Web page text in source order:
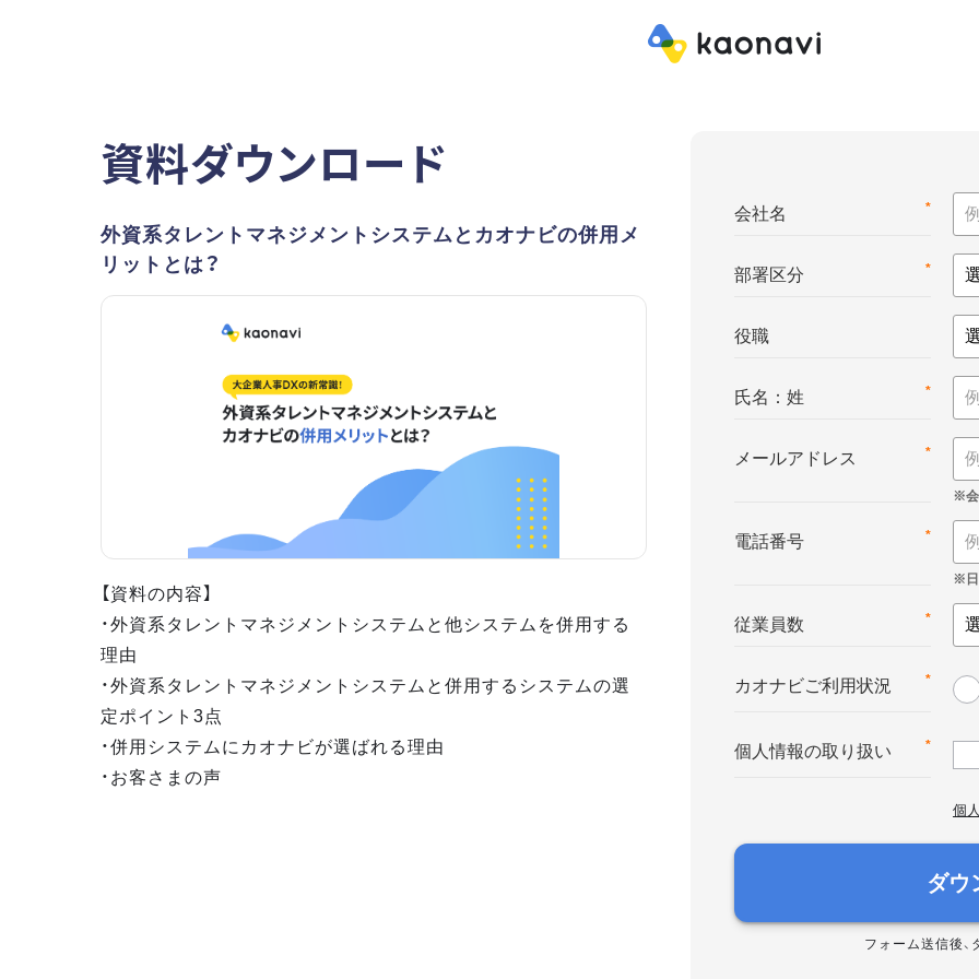
資料ダウンロード
外資系タレントマネジメントシステムとカオナビの併用メ
リットとは？
【資料の内容】
・外資系タレントマネジメントシステムと他システムを併用する
理由
・外資系タレントマネジメントシステムと併用するシステムの選
定ポイント3点
・併用システムにカオナビが選ばれる理由
・お客さまの声
*
会社名
*
部署区分
役職
*
氏名：姓
*
メールアドレス
*
電話番号
*
従業員数
*
カオナビご利用状況
*
個人情報の取り扱い
個
ダウ
フォーム送信後